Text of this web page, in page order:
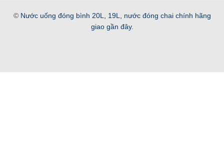
© Nước uống đóng bình 20L, 19L, nước đóng chai chính hãng
giao gần đây.